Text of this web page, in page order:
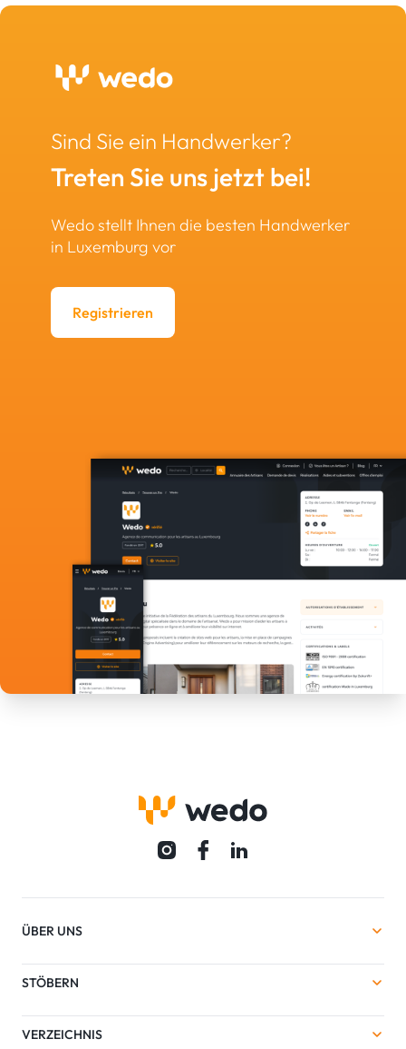
Sind Sie ein Handwerker?
Treten Sie uns jetzt bei!
Wedo stellt Ihnen die besten Handwerker
in Luxemburg vor
Registrieren
ÜBER UNS
STÖBERN
VERZEICHNIS